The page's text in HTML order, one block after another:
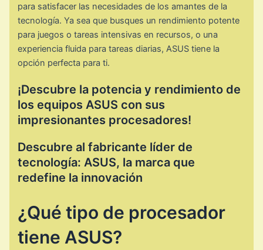
para satisfacer las necesidades de los amantes de la
tecnología. Ya sea que busques un rendimiento potente
para juegos o tareas intensivas en recursos, o una
experiencia fluida para tareas diarias, ASUS tiene la
opción perfecta para ti.
¡Descubre la potencia y rendimiento de
los equipos ASUS con sus
impresionantes procesadores!
Descubre al fabricante líder de
tecnología: ASUS, la marca que
redefine la innovación
¿Qué tipo de procesador
tiene ASUS?